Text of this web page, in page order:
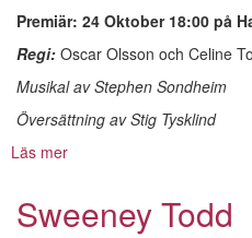
Premiär: 24 Oktober 18:00 på
Regi: Oscar Olsson och Celine
Musikal av Stephen Sondheim
Översättning av Stig Tysklind
Läs mer
Sweeney Todd